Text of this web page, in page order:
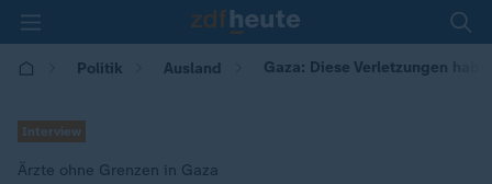
Politik Ausland Gaza: Diese Verletzungen
Interview
Ärzte ohne Grenzen in Gaza